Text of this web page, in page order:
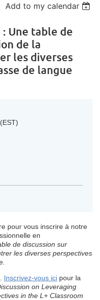
Add to my calendar
Une table de
de la
les diverses
de langue
pour vous inscrire à notre
en
de discussion sur
les diverses perspectives
Inscrivez-vous ici pour la
on Leveraging
in the L+ Classroom